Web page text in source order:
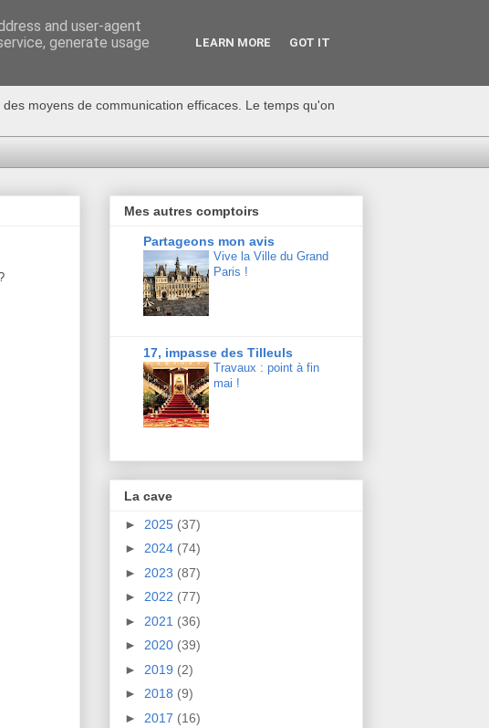
moyens de communication efficaces. Le temps qu'on
Mes autres comptoirs
Partageons mon avis
Vive la Ville du Grand
Paris !
17, impasse des Tilleuls
Travaux : point à fin
mai !
La cave
► 2025 (37)
► 2024 (74)
► 2023 (87)
► 2022 (77)
► 2021 (36)
► 2020 (39)
► 2019 (2)
► 2018 (9)
► 2017 (16)
and user-agent
generate usage
LEARN MORE GOT IT